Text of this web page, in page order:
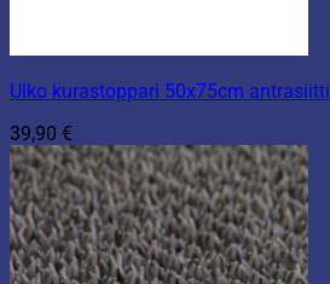
Ulko kurastoppari 50x75cm antrasiitti
39,90 €